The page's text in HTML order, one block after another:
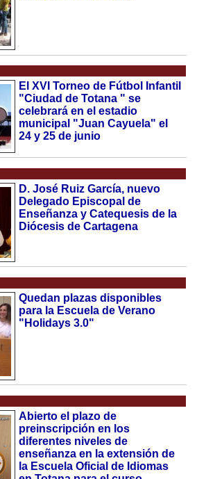
El XVI Torneo de Fútbol Infantil
"Ciudad de Totana " se
celebrará en el estadio
municipal "Juan Cayuela" el
24 y 25 de junio
D. José Ruiz García, nuevo
Delegado Episcopal de
Enseñanza y Catequesis de la
Diócesis de Cartagena
Quedan plazas disponibles
para la Escuela de Verano
"Holidays 3.0"
Abierto el plazo de
preinscripción en los
diferentes niveles de
enseñanza en la extensión de
la Escuela Oficial de Idiomas